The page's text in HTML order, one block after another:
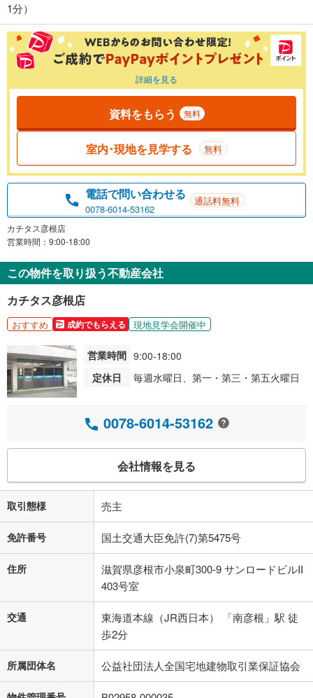
1分）
詳細を見る
資料をもらう 無料
室内･現地を見学する 無料
電話で問い合わせる
0078-6014-53162
通話料無料
カチタス彦根店
営業時間：9:00-18:00
この物件を取り扱う不動産会社
カチタス彦根店
おすすめ 成約でもらえる 現地見学会開催中
営業時間 9:00-18:00
定休日
毎週水曜日、第一・第三・第五火曜日
0078-6014-53162
会社情報を見る
取引態様 売主
免許番号 国土交通大臣免許(7)第5475号
住所
滋賀県彦根市小泉町300-9 サンロードビルII
403号室
交通
東海道本線（JR西日本） 「南彦根」駅 徒
歩2分
所属団体名 公益社団法人全国宅地建物取引業保証協会